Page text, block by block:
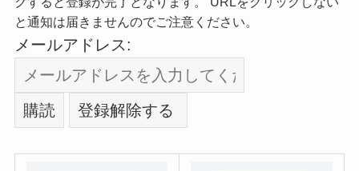
と通知は届きませんのでご注意ください。
メールアドレス: